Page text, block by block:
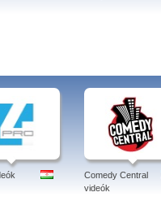
Comedy Central
videók